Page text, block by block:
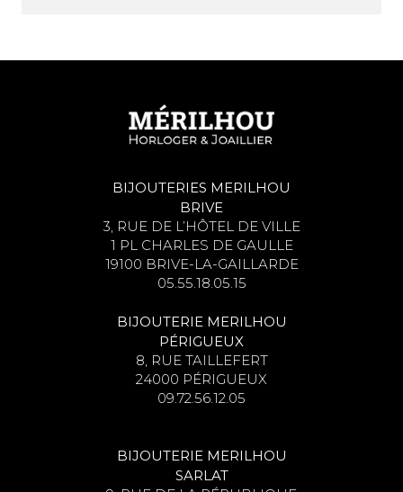
BIJOUTERIES MERILHOU
BRIVE
3, RUE DE L’HÔTEL DE VILLE
1 PL CHARLES DE GAULLE
19100 BRIVE-LA-GAILLARDE
05.55.18.05.15
BIJOUTERIE MERILHOU
PÉRIGUEUX
8, RUE TAILLEFERT
24000 PÉRIGUEUX
09.72.56.12.05
BIJOUTERIE MERILHOU
SARLAT